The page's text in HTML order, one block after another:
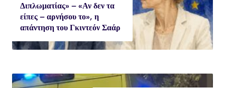
Διπλωματίας» – «Αν δεν τα
είπες – αρνήσου το», η
απάντηση του Γκιντεόν Σαάρ